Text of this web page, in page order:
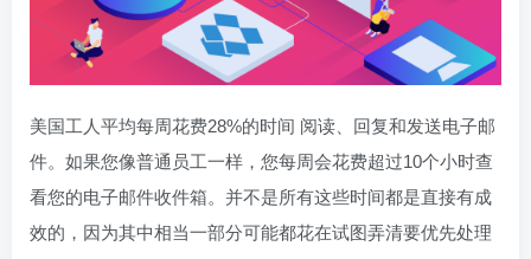
美国工人平均每周花费28%的时间 阅读、回复和发送电子邮
件。如果您像普通员工一样，您每周会花费超过10个小时查
看您的电子邮件收件箱。并不是所有这些时间都是直接有成
效的，因为其中相当一部分可能都花在试图弄清要优先处理